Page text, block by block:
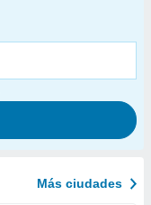
Más ciudades